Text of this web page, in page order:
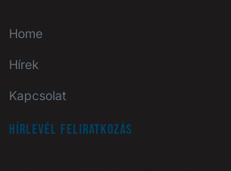
Home
Hírek
Kapcsolat
Hírlevél feliratkozás